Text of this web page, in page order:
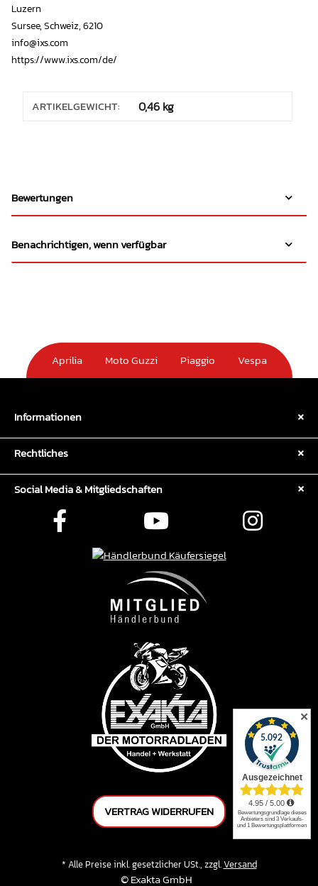
Luzern
Sursee, Schweiz, 6210
info@ixs.com
https://www.ixs.com/de/
ARTIKELGEWICHT: 0,46 kg
Bewertungen
Benachrichtigen, wenn verfügbar
Aprilia Moto Guzzi Piaggio Vespa
Informationen
Rechtliches
Social Media & Mitgliedschaften
VERTRAG WIDERRUFEN
* Alle Preise inkl. gesetzlicher USt., zzgl.Versand
© Exakta GmbH
✕